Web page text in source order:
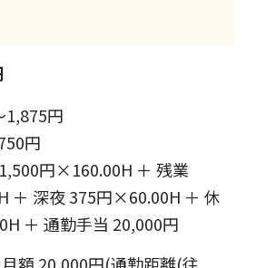
1,875円
円
円×160.00H ＋ 残業
＋ 深夜 375円×60.00H ＋ 休
＋ 通勤手当 20,000円